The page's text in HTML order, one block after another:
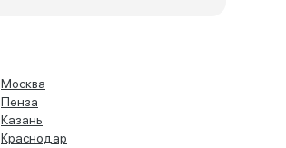
Москва
Пенза
Казань
Краснодар